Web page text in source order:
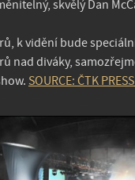
skvělý Dan
k vidění bude
nad diváky,
SOURCE: ČTK